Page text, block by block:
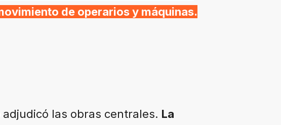
de operarios y máquinas.
las obras centrales. La